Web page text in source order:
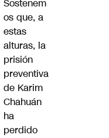
Sostenem
os que, a
estas
alturas, la
prisión
preventiva
de Karim
Chahuán
ha
perdido